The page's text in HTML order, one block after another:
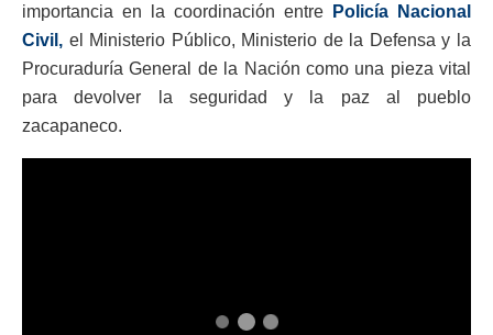
importancia en la coordinación entre Policía Nacional
Civil, el Ministerio Público, Ministerio de la Defensa y la
Procuraduría General de la Nación como una pieza vital
para devolver la seguridad y la paz al pueblo
zacapaneco.